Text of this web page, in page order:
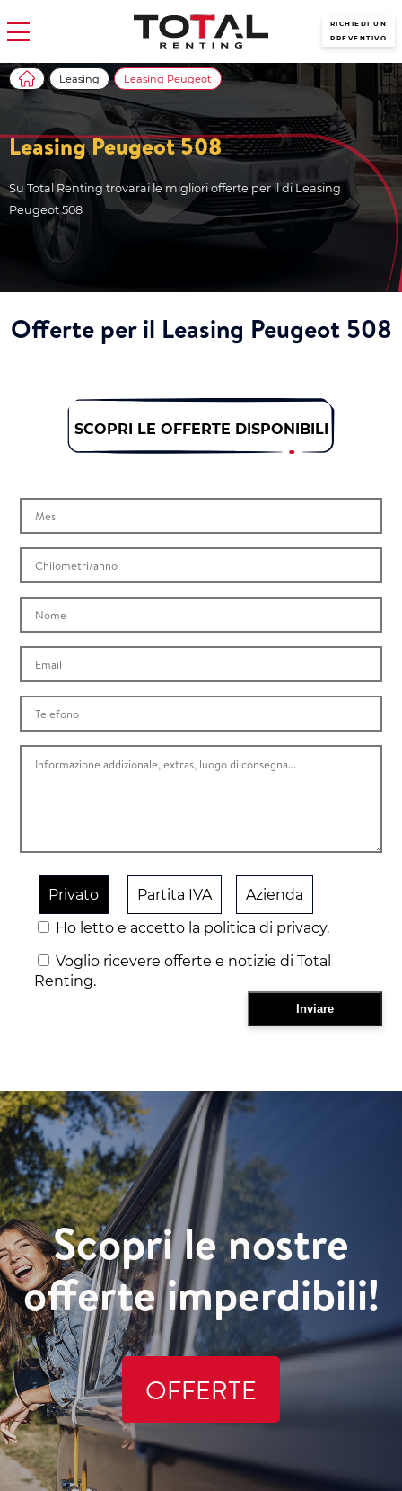
RICHIEDI UN
PREVENTIVO
Leasing Peugeot 508
Su Total Renting trovarai le migliori offerte per il di Leasing
Peugeot 508
Leasing Leasing Peugeot
Offerte per il Leasing Peugeot 508
SCOPRI LE OFFERTE DISPONIBILI
Privato Partita IVA
Azienda
Ho letto e accetto la politica di privacy.
Voglio ricevere offerte e notizie di Total
Renting.
Scopri le nostre
offerte imperdibili!
OFFERTE